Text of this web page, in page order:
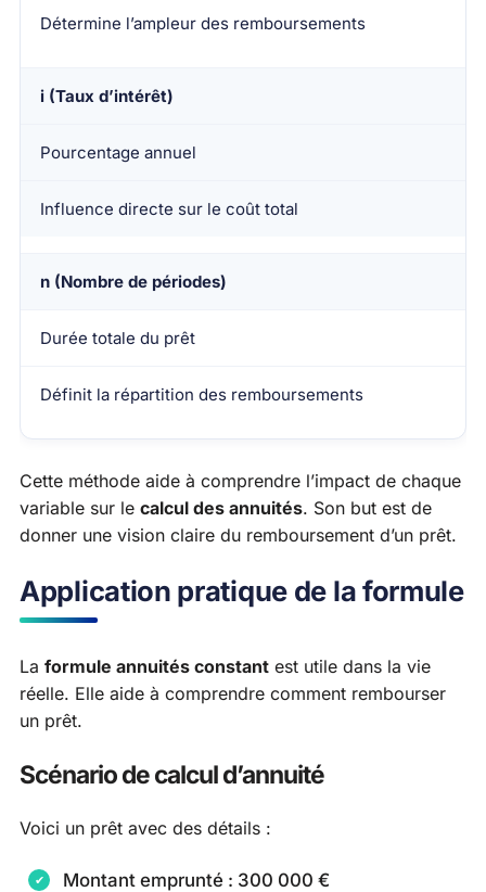
Détermine l’ampleur des remboursements
i (Taux d’intérêt)
Pourcentage annuel
Influence directe sur le coût total
n (Nombre de périodes)
Durée totale du prêt
Définit la répartition des remboursements
Cette méthode aide à comprendre l’impact de chaque
variable sur le calcul des annuités. Son but est de
donner une vision claire du remboursement d’un prêt.
Application pratique de la formule
La formule annuités constant est utile dans la vie
réelle. Elle aide à comprendre comment rembourser
un prêt.
Scénario de calcul d’annuité
Voici un prêt avec des détails :
Montant emprunté : 300 000 €